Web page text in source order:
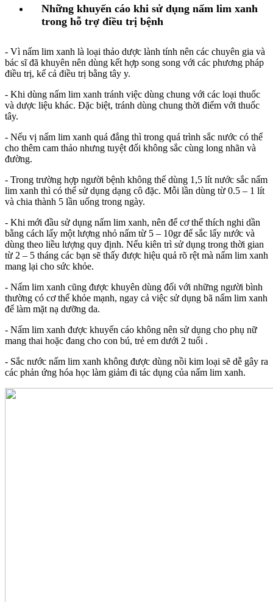
Những khuyến cáo khi sử dụng nấm lim xanh
trong hỗ trợ điều trị bệnh
- Vì nấm lim xanh là loại thảo dược lành tính nên các chuyên gia và
bác sĩ đã khuyên nên dùng kết hợp song song với các phương pháp
điều trị, kể cả điều trị bằng tây y.
- Khi dùng nấm lim xanh tránh việc dùng chung với các loại thuốc
và dược liệu khác. Đặc biệt, tránh dùng chung thời điểm với thuốc
tây.
- Nếu vị nấm lim xanh quá đắng thì trong quá trình sắc nước có thể
cho thêm cam thảo nhưng tuyệt đối không sắc cùng long nhãn và
đường.
- Trong trường hợp người bệnh không thể dùng 1,5 lít nước sắc nấm
lim xanh thì có thể sử dụng dạng cô đặc. Mỗi lần dùng từ 0.5 – 1 lít
và chia thành 5 lần uống trong ngày.
- Khi mới đầu sử dụng nấm lim xanh, nên để cơ thể thích nghi dần
bằng cách lấy một lượng nhỏ nấm từ 5 – 10gr để sắc lấy nước và
dùng theo liều lượng quy định. Nếu kiên trì sử dụng trong thời gian
từ 2 – 5 tháng các bạn sẽ thấy được hiệu quả rõ rệt mà nấm lim xanh
mang lại cho sức khỏe.
- Nấm lim xanh cũng được khuyên dùng đối với những người bình
thường có cơ thể khỏe mạnh, ngay cả việc sử dụng bã nấm lim xanh
để làm mặt nạ dưỡng da.
- Nấm lim xanh được khuyến cáo không nên sử dụng cho phụ nữ
mang thai hoặc đang cho con bú, trẻ em dưới 2 tuổi .
- Sắc nước nấm lim xanh không được dùng nồi kim loại sẽ dễ gây ra
các phản ứng hóa học làm giảm đi tác dụng của nấm lim xanh.